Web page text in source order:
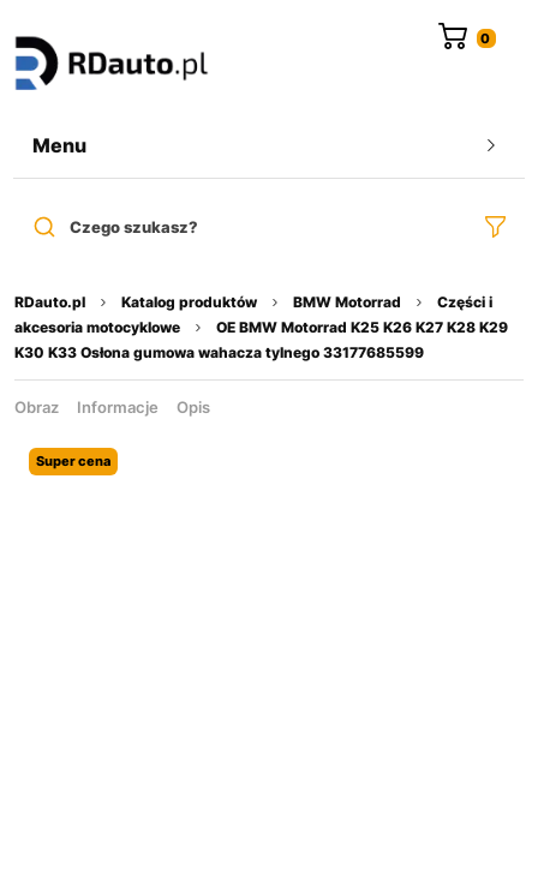
Menu
Czego szukasz?
RDauto.pl Katalog produktów BMW Motorrad
Części i
akcesoria motocyklowe
OE BMW Motorrad K25 K26 K27 K28 K29
K30 K33 Osłona gumowa wahacza tylnego 33177685599
Obraz Informacje Opis
Super cena